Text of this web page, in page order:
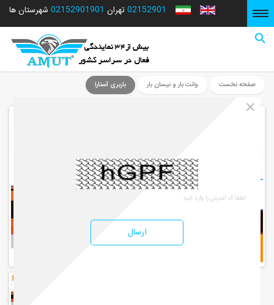
تهران 02152901901 02152901
صفحه نخست وانت بار و نیسان بار باربری آستارا
ارسال